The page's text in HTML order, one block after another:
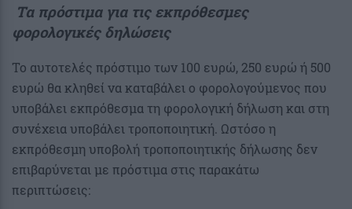
Τα πρόστιμα για τις εκπρόθεσμες
φορολογικές δηλώσεις
Το αυτοτελές πρόστιμο των 100 ευρώ, 250 ευρώ ή 500
ευρώ θα κληθεί να καταβάλει ο φορολογούμενος που
υποβάλει εκπρόθεσμα τη φορολογική δήλωση και στη
συνέχεια υποβάλει τροποποιητική. Ωστόσο η
εκπρόθεσμη υποβολή τροποποιητικής δήλωσης δεν
επιβαρύνεται με πρόστιμα στις παρακάτω
περιπτώσεις: